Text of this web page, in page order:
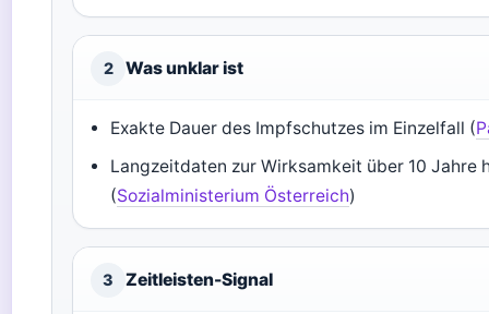
2 Was unklar ist
Exakte Dauer des Impfschutzes im Einzelfall (
Langzeitdaten zur Wirksamkeit über 10 Jahre
(Sozialministerium Österreich)
3 Zeitleisten-Signal